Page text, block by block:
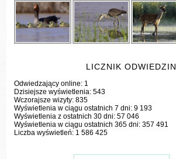
LICZNIK ODWIEDZIN
Odwiedzający online: 1
Dzisiejsze wyświetlenia:543
Wczorajsze wizyty:835
Wyświetlenia w ciągu ostatnich 7 dni:9 193
Wyświetlenia z ostatnich 30 dni:57 046
Wyświetlenia w ciągu ostatnich 365 dni:357 491
Liczba wyświetleń: 1 586 425